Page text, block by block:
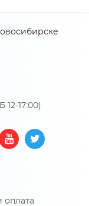
Блэк
12-17:00)
оплата